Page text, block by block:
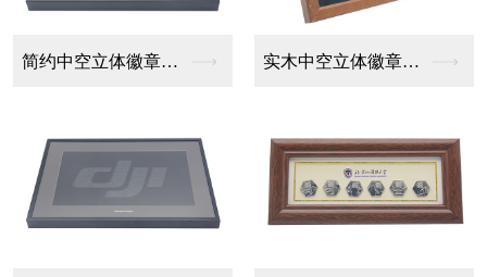
实木中空立体徽章相框... 创意中空立体徽章相框...